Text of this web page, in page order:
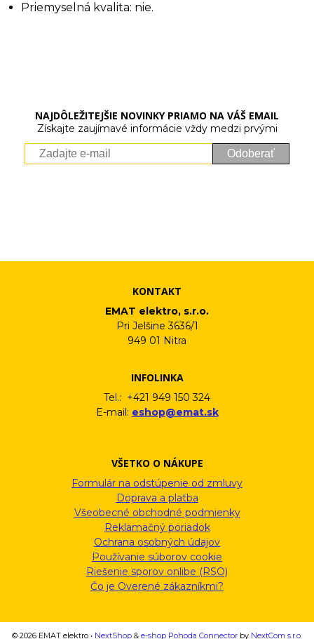
Priemyselná kvalita: nie.
NAJDÔLEŽITEJŠIE NOVINKY PRIAMO NA VÁŠ EMAIL
Získajte zaujímavé informácie vždy medzi prvými
Odoberať
KONTAKT
EMAT elektro, s.r.o.
Pri Jelšine 3636/1
949 01 Nitra
INFOLINKA
Tel.: +421 949 150 324
E-mail: eshop@emat.sk
VŠETKO O NÁKUPE
Formulár na odstúpenie od zmluvy
Doprava a platba
Všeobecné obchodné podmienky
Reklamačný poriadok
Ochrana osobných údajov
Používanie súborov cookie
Riešenie sporov onlibe (RSO)
Čo je Overené zákazníkmi?
© 2026 EMAT elektro • NextShop & e-shop Pohoda Connector by NextCom s.r.o.